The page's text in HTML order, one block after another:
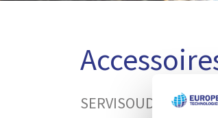
SERVISOUD vous